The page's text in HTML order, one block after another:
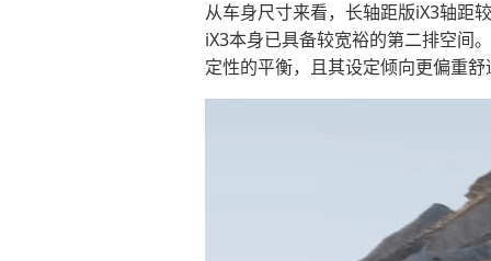
从车身尺寸来看，长轴距版iX3轴距
iX3本身已具备较宽裕的第二排空间
定性的平衡，且其设定倾向更偏重舒